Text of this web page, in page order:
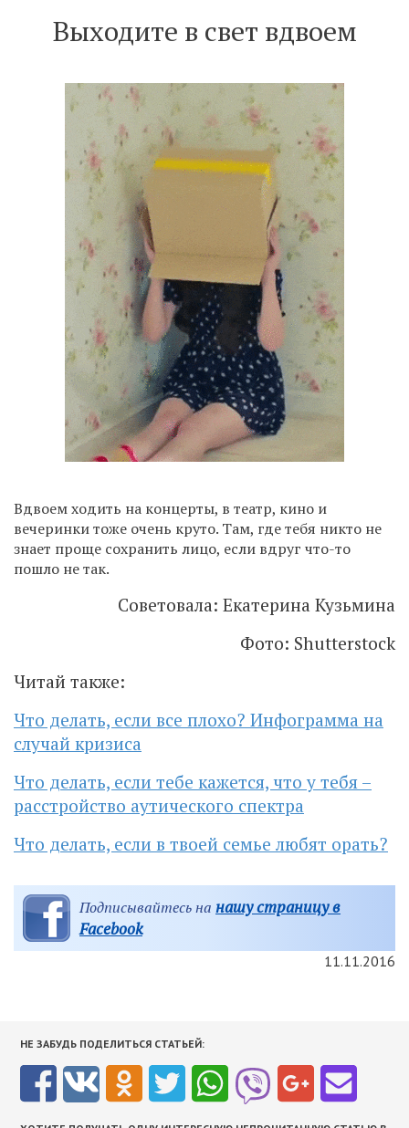
Выходите в свет вдвоем
Вдвоем ходить на концерты, в театр, кино и
вечеринки тоже очень круто. Там, где тебя никто не
знает проще сохранить лицо, если вдруг что-то
пошло не так.
Советовала: Екатерина Кузьмина
Фото: Shutterstock
Читай также:
Что делать, если все плохо? Инфограмма на
случай кризиса
Что делать, если тебе кажется, что у тебя –
расстройство аутического спектра
Что делать, если в твоей семье любят орать?
Подписывайтесь на нашу страницу в
Facebook
11.11.2016
НЕ ЗАБУДЬ ПОДЕЛИТЬСЯ СТАТЬЕЙ: